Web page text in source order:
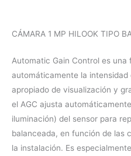
CÁMARA 1 MP HILOOK TIPO
Automatic Gain Control es una
automáticamente la intensidad
apropiado de visualización y
el AGC ajusta
iluminación) del sensor para
balanceada, en función de las
la instalación. Es